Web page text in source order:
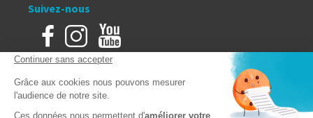
Suivez-nous
Accueil Mentions Légales